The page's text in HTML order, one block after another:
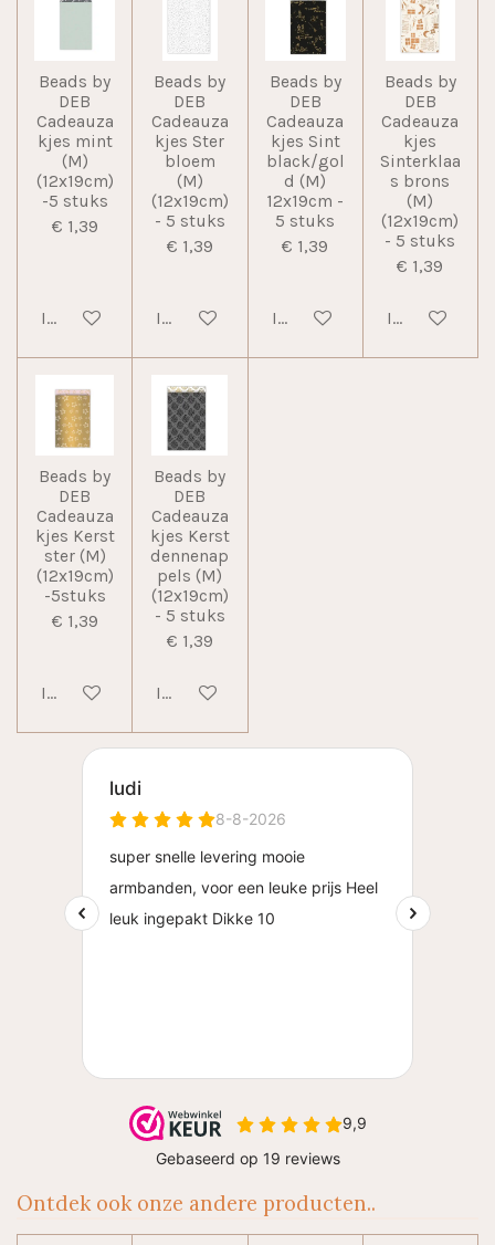
Beads by
DEB
Cadeauza
kjes mint
(M)
(12x19cm)
-5 stuks
€ 1,39
In winkelwagen
Beads by
DEB
Cadeauza
kjes Ster
bloem
(M)
(12x19cm)
- 5 stuks
€ 1,39
In winkelwagen
Beads by
DEB
Cadeauza
kjes Sint
black/gol
d (M)
12x19cm -
5 stuks
€ 1,39
In winkelwagen
Beads by
DEB
Cadeauza
kjes
Sinterklaa
s brons
(M)
(12x19cm)
- 5 stuks
€ 1,39
In
Beads by
DEB
Cadeauza
kjes Kerst
ster (M)
(12x19cm)
-5stuks
€ 1,39
In winkelwagen
Beads by
DEB
Cadeauza
kjes Kerst
dennenap
pels (M)
(12x19cm)
- 5 stuks
€ 1,39
In winkelwagen
Ontdek ook onze andere producten..